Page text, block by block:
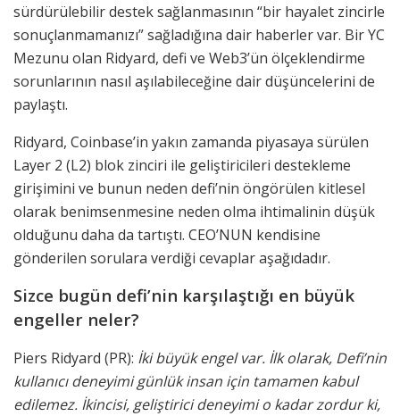
sürdürülebilir destek sağlanmasının “bir hayalet zincirle
sonuçlanmamanızı” sağladığına dair haberler var. Bir YC
Mezunu olan Ridyard, defi ve Web3’ün ölçeklendirme
sorunlarının nasıl aşılabileceğine dair düşüncelerini de
paylaştı.
Ridyard, Coinbase’in yakın zamanda piyasaya sürülen
Layer 2 (L2) blok zinciri ile geliştiricileri destekleme
girişimini ve bunun neden defi’nin öngörülen kitlesel
olarak benimsenmesine neden olma ihtimalinin düşük
olduğunu daha da tartıştı. CEO’NUN kendisine
gönderilen sorulara verdiği cevaplar aşağıdadır.
Sizce bugün defi’nin karşılaştığı en büyük
engeller neler?
Piers Ridyard (PR): İki büyük engel var. İlk olarak, Defi’nin
kullanıcı deneyimi günlük insan için tamamen kabul
edilemez. İkincisi, geliştirici deneyimi o kadar zordur ki,